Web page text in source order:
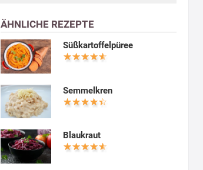
ÄHNLICHE REZEPTE
Süßkartoffelpüree
Semmelkren
Blaukraut